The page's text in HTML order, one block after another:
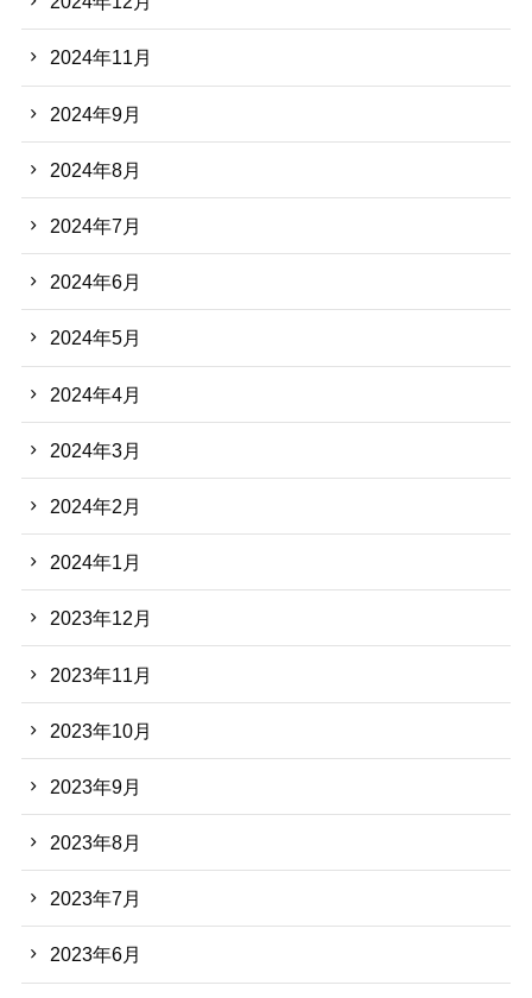
2024年11月
2024年9月
2024年8月
2024年7月
2024年6月
2024年5月
2024年4月
2024年3月
2024年2月
2024年1月
2023年12月
2023年11月
2023年10月
2023年9月
2023年8月
2023年7月
2023年6月